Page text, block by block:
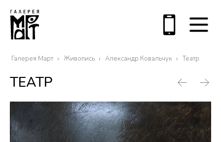
Галерея Март Живопись Александр Ковальчук Театр
ТЕАТР